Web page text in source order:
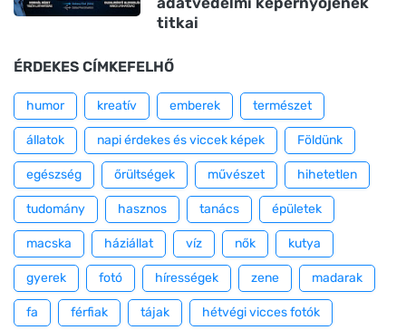
titkai
ÉRDEKES CÍMKEFELHŐ
humor kreatív emberek természet
állatok napi érdekes és viccek képek Földünk
egészség őrültségek művészet hihetetlen
tudomány hasznos tanács épületek
macska háziállat víz nők kutya
gyerek fotó hírességek zene madarak
fa férfiak tájak hétvégi vicces fotók